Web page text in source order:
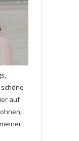
auf